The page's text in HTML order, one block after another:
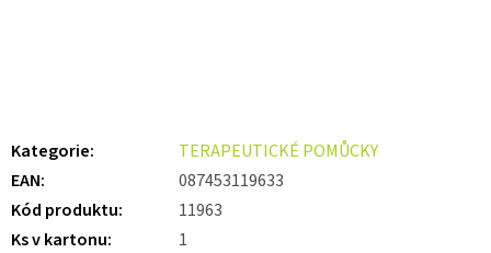
Kategorie:
TERAPEUTICKÉ POMŮCKY
EAN:
087453119633
Kód produktu:
11963
Ks v kartonu:
1